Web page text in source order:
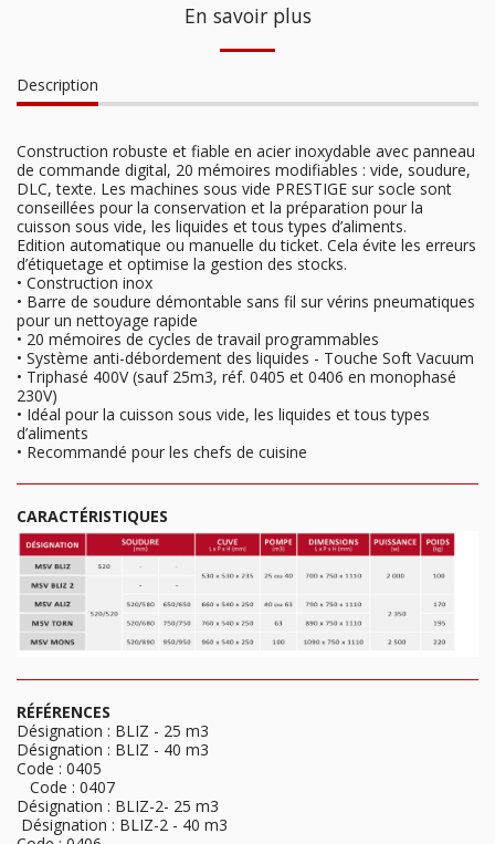
En savoir plus
Description
Construction robuste et fiable en acier inoxydable avec panneau
de commande digital, 20 mémoires modifiables : vide, soudure,
DLC, texte. Les machines sous vide PRESTIGE sur socle sont
conseillées pour la conservation et la préparation pour la
cuisson sous vide, les liquides et tous types d’aliments.
Edition automatique ou manuelle du ticket. Cela évite les erreurs
d’étiquetage et optimise la gestion des stocks.
• Construction inox
• Barre de soudure démontable sans fil sur vérins pneumatiques
pour un nettoyage rapide
• 20 mémoires de cycles de travail programmables
• Système anti-débordement des liquides - Touche Soft Vacuum
• Triphasé 400V (sauf 25m3, réf. 0405 et 0406 en monophasé
230V)
• Idéal pour la cuisson sous vide, les liquides et tous types
d’aliments
• Recommandé pour les chefs de cuisine
CARACTÉRISTIQUES
RÉFÉRENCES
Désignation : BLIZ - 25 m3
Désignation : BLIZ - 40 m3
Code : 0405
Code : 0407
Désignation : BLIZ-2- 25 m3
Désignation : BLIZ-2 - 40 m3